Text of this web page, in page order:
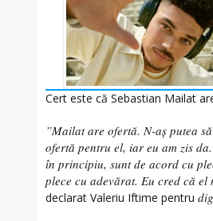
Cert este că Sebastian Mailat
”Mailat are ofertă. N-aș putea
ofertă pentru el, iar eu am zis
în principiu, sunt de acord cu
plece cu adevărat. Eu cred că
declarat Valeriu Iftime pentru